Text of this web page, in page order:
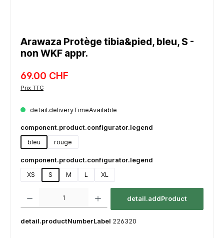
Arawaza Protège tibia&pied, bleu, S -
non WKF appr.
69.00 CHF
Prix TTC
detail.deliveryTimeAvailable
component.product.configurator.legend
bleu
rouge
component.product.configurator.legend
XS
S M L XL
detail.addProduct
detail.productNumberLabel 226320